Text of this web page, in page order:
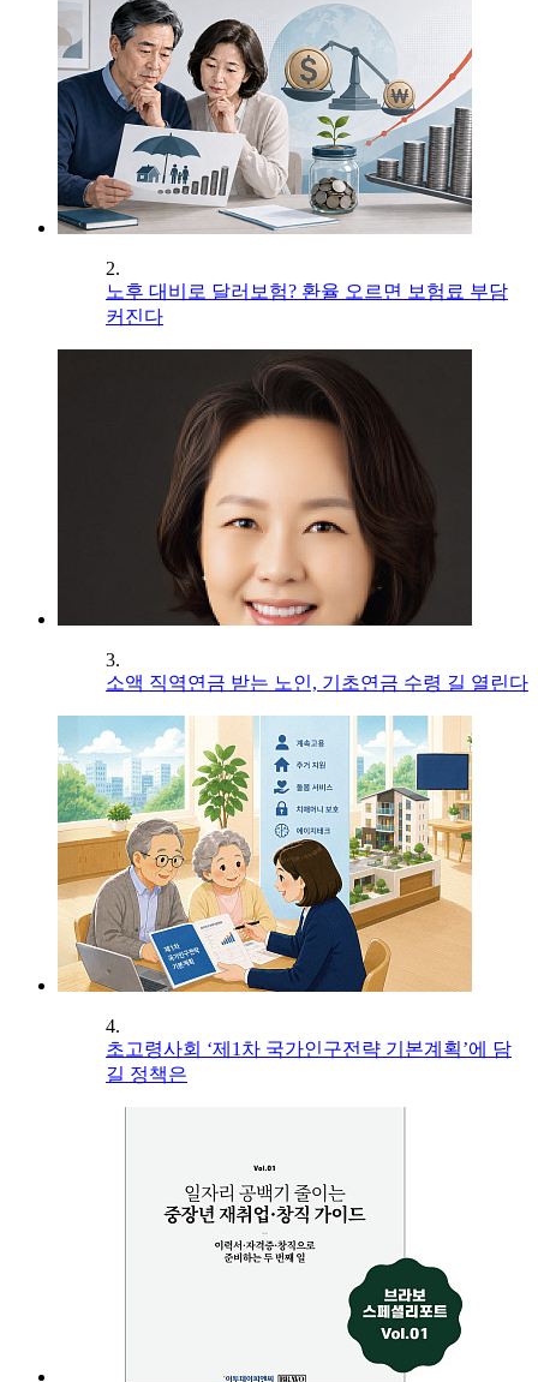
2.
노후 대비로 달러보험? 환율 오르면 보험료 부담
커진다
3.
소액 직역연금 받는 노인, 기초연금 수령 길 열린다
4.
초고령사회 ‘제1차 국가인구전략 기본계획’에 담
길 정책은